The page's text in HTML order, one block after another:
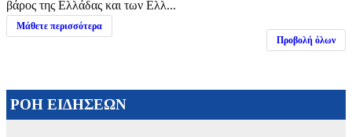
βάρος της Ελλάδας και των Ελλ...
Μάθετε περισσότερα
Προβολή όλων
ΡΟΗ ΕΙΔΗΣΕΩΝ